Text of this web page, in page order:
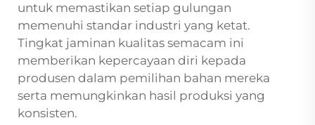
untuk memastikan setiap gulungan
memenuhi standar industri yang ketat.
Tingkat jaminan kualitas semacam ini
memberikan kepercayaan diri kepada
produsen dalam pemilihan bahan mereka
serta memungkinkan hasil produksi yang
konsisten.